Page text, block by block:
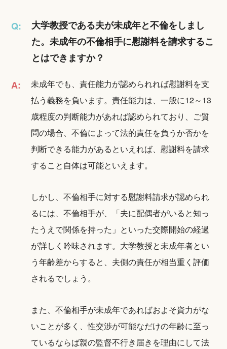
Q:
大学教授である夫が未成年と不倫をしまし
た。未成年の不倫相手に慰謝料を請求するこ
とはできますか？
A:
未成年でも、責任能力が認められれば慰謝料を支
払う義務を負います。責任能力は、一般に12～13
歳程度の判断能力があれば認められており、ご質
問の場合、不倫によって法的責任を負うか否かを
判断できる能力があるといえれば、慰謝料を請求
すること自体は可能といえます。
しかし、不倫相手に対する慰謝料請求が認められ
るには、不倫相手が、「夫に配偶者がいると知っ
たうえで関係を持った」といった交際開始の経過
が詳しく吟味されます。大学教授と未成年者とい
う年齢差からすると、夫側の責任が相当重く評価
されるでしょう。
また、不倫相手が未成年であればおよそ資力がな
いことが多く、性交渉が可能なだけの年齢に至っ
ているならば親の監督不行き届きを理由にして法